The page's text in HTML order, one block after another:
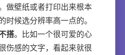
做壁纸或者打印出来根本
时候选分辨率高一点的。
搭。比如一个很可爱的心
伤感的文字，看起来就很